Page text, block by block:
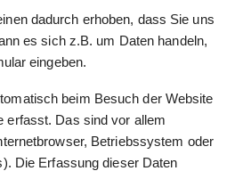
dadurch erhoben, dass Sie uns
es sich z.B. um Daten handeln,
eingeben.
beim Besuch der Website
erfasst. Das sind vor allem
Betriebssystem oder
Die Erfassung dieser Daten